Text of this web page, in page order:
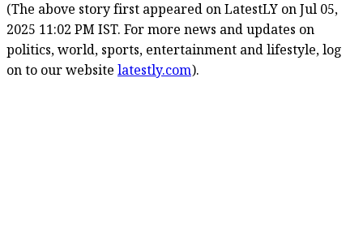
(The above story first appeared on LatestLY on Jul 05,
2025 11:02 PM IST. For more news and updates on
politics, world, sports, entertainment and lifestyle, log
on to our website latestly.com).